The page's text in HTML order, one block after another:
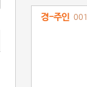
경-주인 001